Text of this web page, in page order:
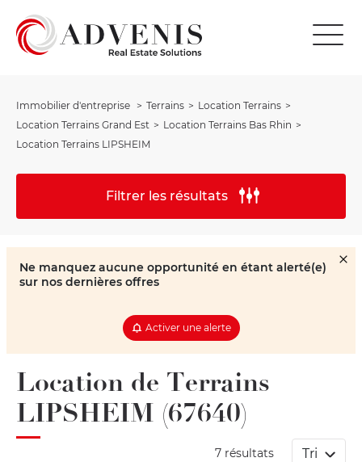
Immobilier d'entreprise Terrains
Location Terrains
Location Terrains Grand Est
Location Terrains Bas Rhin
Location Terrains LIPSHEIM
Filtrer les résultats
Ne manquez aucune opportunité en étant alerté(e)
sur nos dernières offres
Activer une alerte
Location de Terrains
LIPSHEIM (67640)
7 résultats Tri